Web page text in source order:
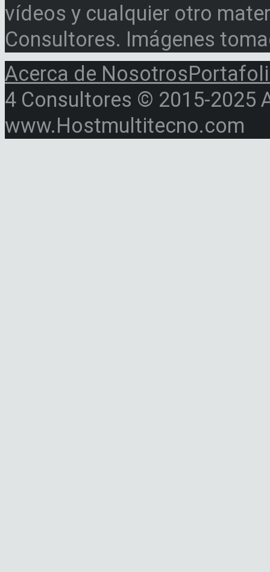
vídeos y cualquier otro
Consultores. Imágenes
Acerca de Nosotros
4 Consultores © 2015-2025
www.Hostmultitecno.com